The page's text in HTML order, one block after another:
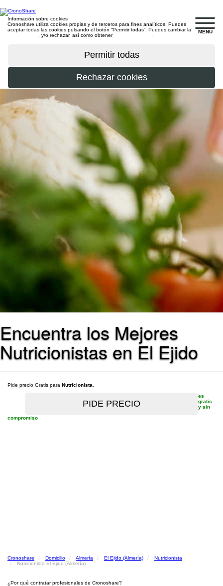
MENU
Información sobre cookies
Cronoshare utiliza cookies propias y de terceros para fines analíticos. Puedes
aceptar todas las cookies pulsando el botón “Permitir todas”. Puedes cambiar la
, y/o rechazar, así como obtener
Encuentra los Mejores
Nutricionistas en El Ejido
Pide precio Gratis para Nutricionista
es
gratis
y sin
compromiso
Cronoshare Domicilio Almería El Ejido (Almería)
Nutricionista
Nutricionista El Ejido (Almería)
¿Por qué contratar profesionales de Cronoshare?